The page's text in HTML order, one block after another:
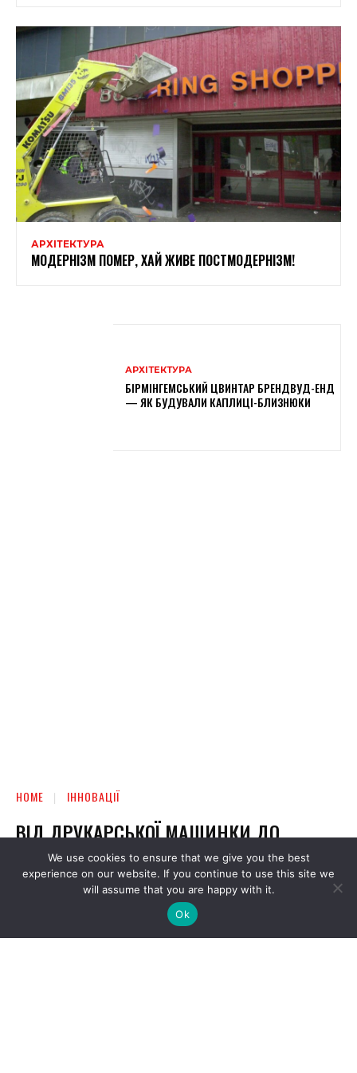
АРХІТЕКТУРА
МОДЕРНІЗМ ПОМЕР, ХАЙ ЖИВЕ ПОСТМОДЕРНІЗМ!
АРХІТЕКТУРА
БІРМІНГЕМСЬКИЙ ЦВИНТАР БРЕНДВУД-ЕНД
— ЯК БУДУВАЛИ КАПЛИЦІ-БЛИЗНЮКИ
We use cookies to ensure that we give you the best
experience on our website. If you continue to use this site we
will assume that you are happy with it.
Ok